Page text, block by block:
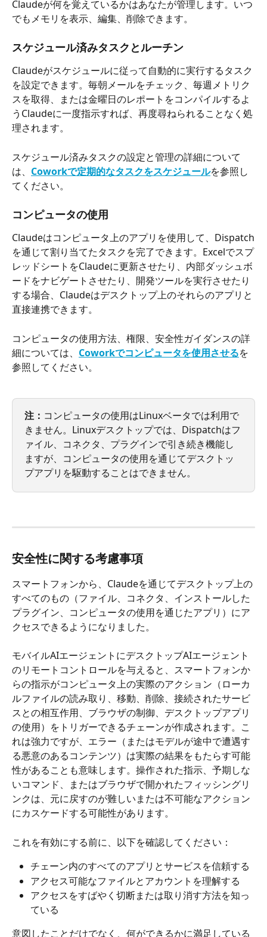
Claudeが何を覚えているかはあなたが管理します。いつ
でもメモリを表示、編集、削除できます。
スケジュール済みタスクとルーチン
Claudeがスケジュールに従って自動的に実行するタスク
を設定できます。毎朝メールをチェック、毎週メトリク
スを取得、または金曜日のレポートをコンパイルするよ
うClaudeに一度指示すれば、再度尋ねられることなく処
理されます。
スケジュール済みタスクの設定と管理の詳細について
は、 Coworkで定期的なタスクをスケジュールを参照し
てください。
コンピュータの使用
Claudeはコンピュータ上のアプリを使用して、Dispatch
を通じて割り当てたタスクを完了できます。Excelでスプ
レッドシートをClaudeに更新させたり、内部ダッシュボ
ードをナビゲートさせたり、開発ツールを実行させたり
する場合、Claudeはデスクトップ上のそれらのアプリと
直接連携できます。
コンピュータの使用方法、権限、安全性ガイダンスの詳
細については、 Coworkでコンピュータを使用させるを
参照してください。
注： コンピュータの使用はLinuxベータでは利用で
きません。Linuxデスクトップでは、Dispatchはフ
ァイル、コネクタ、プラグインで引き続き機能し
ますが、コンピュータの使用を通じてデスクトッ
プアプリを駆動することはできません。
安全性に関する考慮事項
スマートフォンから、Claudeを通じてデスクトップ上の
すべてのもの（ファイル、コネクタ、インストールした
プラグイン、コンピュータの使用を通じたアプリ）にア
クセスできるようになりました。
モバイルAIエージェントにデスクトップAIエージェント
のリモートコントロールを与えると、スマートフォンか
らの指示がコンピュータ上の実際のアクション（ローカ
ルファイルの読み取り、移動、削除、接続されたサービ
スとの相互作用、ブラウザの制御、デスクトップアプリ
の使用）をトリガーできるチェーンが作成されます。こ
れは強力ですが、エラー（またはモデルが途中で遭遇す
る悪意のあるコンテンツ）は実際の結果をもたらす可能
性があることも意味します。操作された指示、予期しな
いコマンド、またはブラウザで開かれたフィッシングリ
ンクは、元に戻すのが難しいまたは不可能なアクション
にカスケードする可能性があります。
これを有効にする前に、以下を確認してください：
チェーン内のすべてのアプリとサービスを信頼する
アクセス可能なファイルとアカウントを理解する
アクセスをすばやく切断または取り消す方法を知っ
ている
意図したことだけでなく、何ができるかに満足している